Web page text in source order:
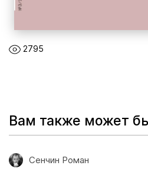
2795
Вам также может
Сенчин Роман